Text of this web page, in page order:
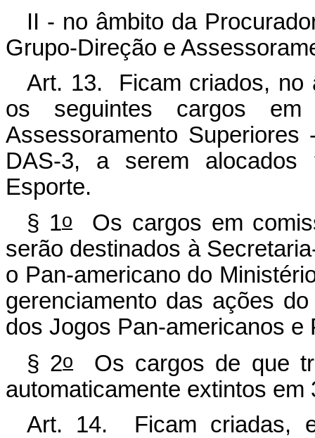
II - no âmbito da
Grupo-Direção e
Art. 13. Ficam criados, no
os seguintes cargos em
Assessoramento
DAS-3, a serem alocados
Esporte.
§ 1oOs cargos em
serão destinados à
o Pan-americano do
gerenciamento das ações
dos Jogos Pan-americanos
§ 2oOs cargos de que
automaticamente extintos
Art. 14. Ficam criadas,